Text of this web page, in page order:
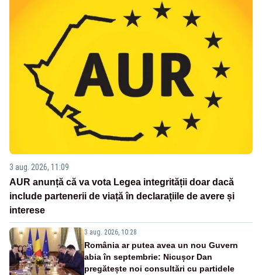
3 aug. 2026, 11:09
AUR anunță că va vota Legea integrității doar dacă
include partenerii de viață în declarațiile de avere și
interese
3 aug. 2026, 10:28
România ar putea avea un nou Guvern
abia în septembrie: Nicușor Dan
pregătește noi consultări cu partidele